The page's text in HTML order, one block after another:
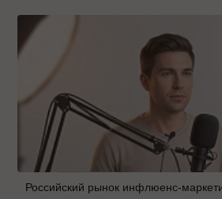
Российский рынок инфлюенс-